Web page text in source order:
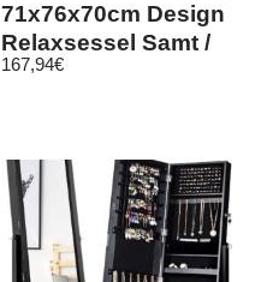
71x76x70cm Design
Relaxsessel Samt /
Holz | Schwingsessel
167,94€